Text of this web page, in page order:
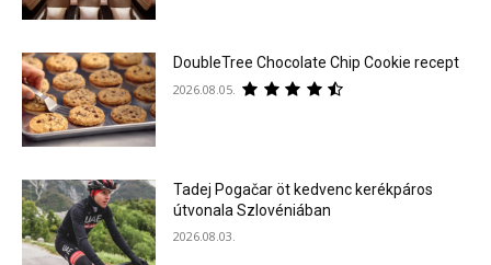
DoubleTree Chocolate Chip Cookie recept
2026.08.05.
Tadej Pogačar öt kedvenc kerékpáros
útvonala Szlovéniában
2026.08.03.